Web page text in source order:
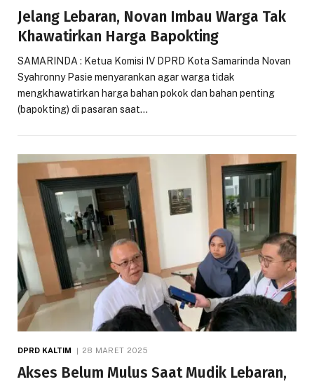
Jelang Lebaran, Novan Imbau Warga Tak
Khawatirkan Harga Bapokting
SAMARINDA : Ketua Komisi IV DPRD Kota Samarinda Novan
Syahronny Pasie menyarankan agar warga tidak
mengkhawatirkan harga bahan pokok dan bahan penting
(bapokting) di pasaran saat…
DPRD KALTIM 28 MARET 2025
Akses Belum Mulus Saat Mudik Lebaran,